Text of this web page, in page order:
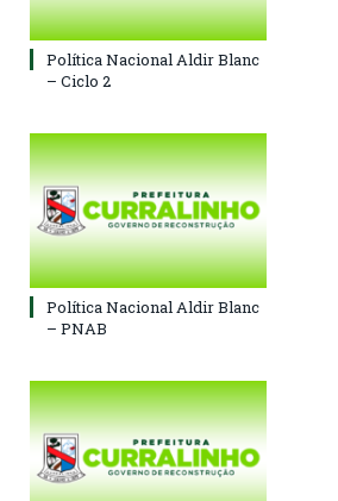
Política Nacional Aldir Blanc
– Ciclo 2
Política Nacional Aldir Blanc
– PNAB